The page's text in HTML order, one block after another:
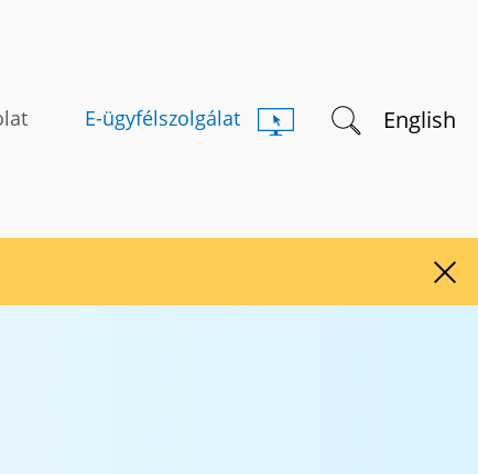
E-ügyfélszolgálat Keresés indítása
English